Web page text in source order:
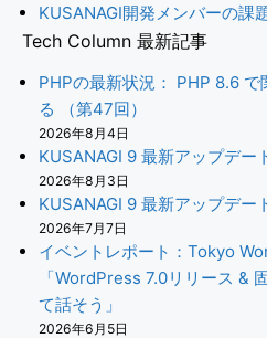
KUSANAGI開発メンバーの課
Tech Column 最新記事
PHPの最新状況： PHP 8.6
る （第47回）
2026年8月4日
KUSANAGI 9 最新アップデー
2026年8月3日
KUSANAGI 9 最新アップデー
2026年7月7日
イベントレポート：Tokyo
「WordPress 7.0リリース &
て話そう」
2026年6月5日